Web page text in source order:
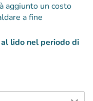
aggiunto un costo
a fine
lido nel periodo di